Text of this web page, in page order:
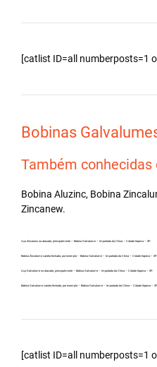
[catlist ID=all numberposts=1
Bobinas
Também conhecidas
Bobina Aluzinc, Bobina
Zincanew.
Aço Zincanew no atacado, principalmente – Bobina Galvalume – Importada da China – Cidade Itapeva – SP.
Bobina Zincalume carreta fechada, por exemplo – Bobina Galvalume – Importada da China – Cidade Itapeva – SP.
Aço Galvalume no atacado, principalmente – Bobina Galvalume – Importada da China – Cidade Itapeva – SP.
Bobina Galvalume carreta fechada, por exemplo – Bobina Galvalume – Importada da China – Cidade Itapeva – SP.
[catlist ID=all numberposts=1